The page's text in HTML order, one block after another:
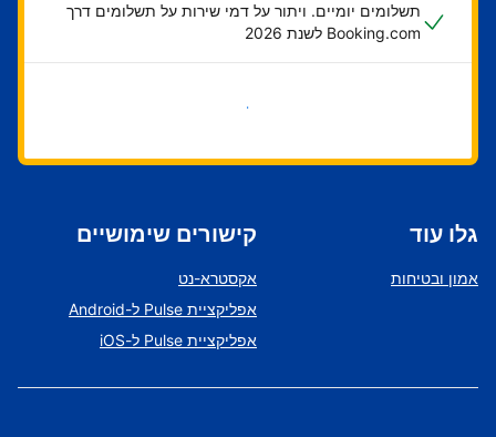
תשלומים יומיים. ויתור על דמי שירות על תשלומים דרך
Booking.com לשנת 2026
בואו נתחיל
גלו עוד
אמון ובטיחות
קישורים שימושיים
אקסטרא-נט
אפליקציית Pulse ל-Android
אפליקציית Pulse ל-iOS